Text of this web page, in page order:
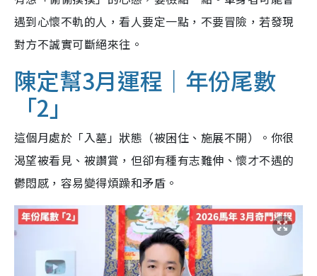
遇到心懷不軌的人，看人要定一點，不要冒險，若發現
對方不誠實可斷絕來往。
陳定幫3月運程｜年份尾數
「2」
這個月處於「入墓」狀態（被困住、施展不開）。你很
渴望被看見、被讚賞，但卻有種有志難伸、懷才不遇的
鬱悶感，容易變得煩躁和矛盾。